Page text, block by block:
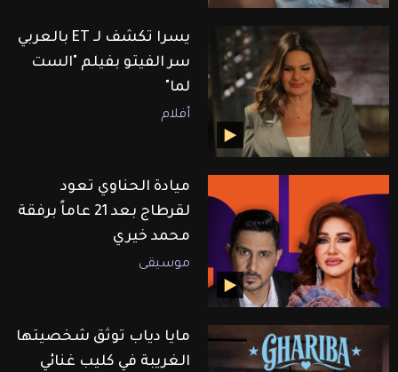
يسرا تكشف لـ ET بالعربي
سر الفيتو بفيلم "الست
لما"
أفلام
ميادة الحناوي تعود
لقرطاج بعد 21 عاماً برفقة
محمد خيري
موسيقى
مايا دياب توثق شخصيتها
الغريبة في كليب غنائي